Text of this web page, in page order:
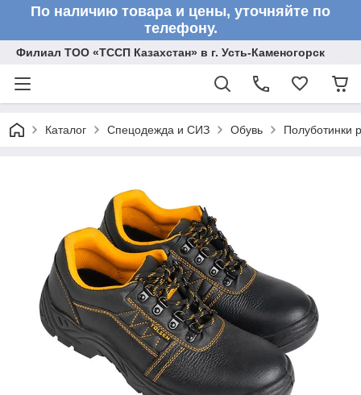
По наличию товара и цены, уточняйте по
телефону.
Филиал ТОО «ТССП Казахстан» в г. Усть-Каменогорск
Каталог Спецодежда и СИЗ Обувь Полуботинки